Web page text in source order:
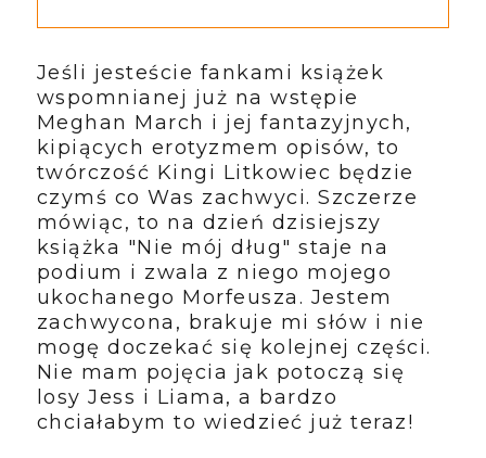
Jeśli jesteście fankami książek
wspomnianej już na wstępie
Meghan March i jej fantazyjnych,
kipiących erotyzmem opisów, to
twórczość Kingi Litkowiec będzie
czymś co Was zachwyci. Szczerze
mówiąc, to na dzień dzisiejszy
książka "Nie mój dług" staje na
podium i zwala z niego mojego
ukochanego Morfeusza. Jestem
zachwycona, brakuje mi słów i nie
mogę doczekać się kolejnej części.
Nie mam pojęcia jak potoczą się
losy Jess i Liama, a bardzo
chciałabym to wiedzieć już teraz!